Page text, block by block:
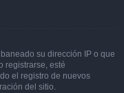
su dirección IP o que
registrarse, esté
el registro de nuevos
del sitio.